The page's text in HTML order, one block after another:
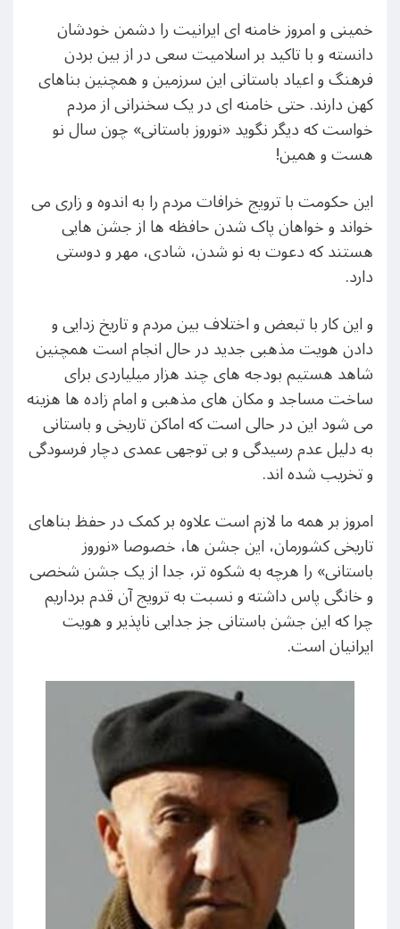
خمینی و امروز خامنه ای ایرانیت را دشمن خودشان
دانسته و با تاکید بر اسلامیت سعی در از بین بردن
فرهنگ و اعیاد باستانی این سرزمین و همچنین بناهای
کهن دارند. حتی خامنه ای در یک سخنرانی از مردم
خواست که دیگر نگوید «نوروز باستانی» چون سال نو
هست و همین!
این حکومت با ترویج خرافات مردم را به اندوه و زاری می
خواند و خواهان پاک شدن حافظه ها از جشن هایی
هستند که دعوت به نو شدن، شادی، مهر و دوستی
دارد.
و این کار با تبعض و اختلاف بین مردم و تاریخ زدایی و
دادن هویت مذهبی جدید در حال انجام است همچنین
شاهد هستیم بودجه های چند هزار میلیاردی برای
ساخت مساجد و مکان های مذهبی و امام زاده ها هزینه
می شود این در حالی است که اماکن تاریخی و باستانی
به دلیل عدم رسیدگی و بی توجهی عمدی دچار فرسودگی
و تخریب شده اند.
امروز بر همه ما لازم است علاوه بر کمک در حفظ بناهای
تاریخی کشورمان، این جشن ها، خصوصا «نوروز
باستانی» را هرچه به شکوه تر، جدا از یک جشن شخصی
و خانگی پاس داشته و نسبت به ترویج آن قدم برداریم
چرا که این جشن باستانی جز جدایی ناپذیر و هویت
ایرانیان است.